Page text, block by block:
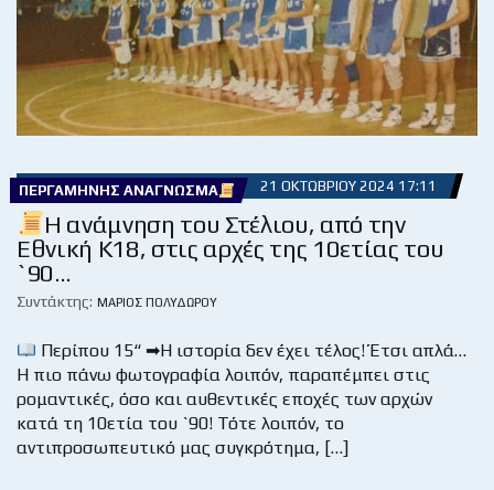
ΠΕΡΓΑΜΗΝΉΣ ΑΝΆΓΝΩΣΜΑ 21 ΟΚΤΩΒΡΊΟΥ 2024 17:11
Η ανάμνηση του Στέλιου, από την
Εθνική Κ18, στις αρχές της 10ετίας του
`90…
Συντάκτης: ΜΆΡΙΟΣ ΠΟΛΥΔΏΡΟΥ
Περίπου 15“ ➡Η ιστορία δεν έχει τέλος! Έτσι απλά…
Η πιο πάνω φωτογραφία λοιπόν, παραπέμπει στις
ρομαντικές, όσο και αυθεντικές εποχές των αρχών
κατά τη 10ετία του `90! Τότε λοιπόν, το
αντιπροσωπευτικό μας συγκρότημα, […]